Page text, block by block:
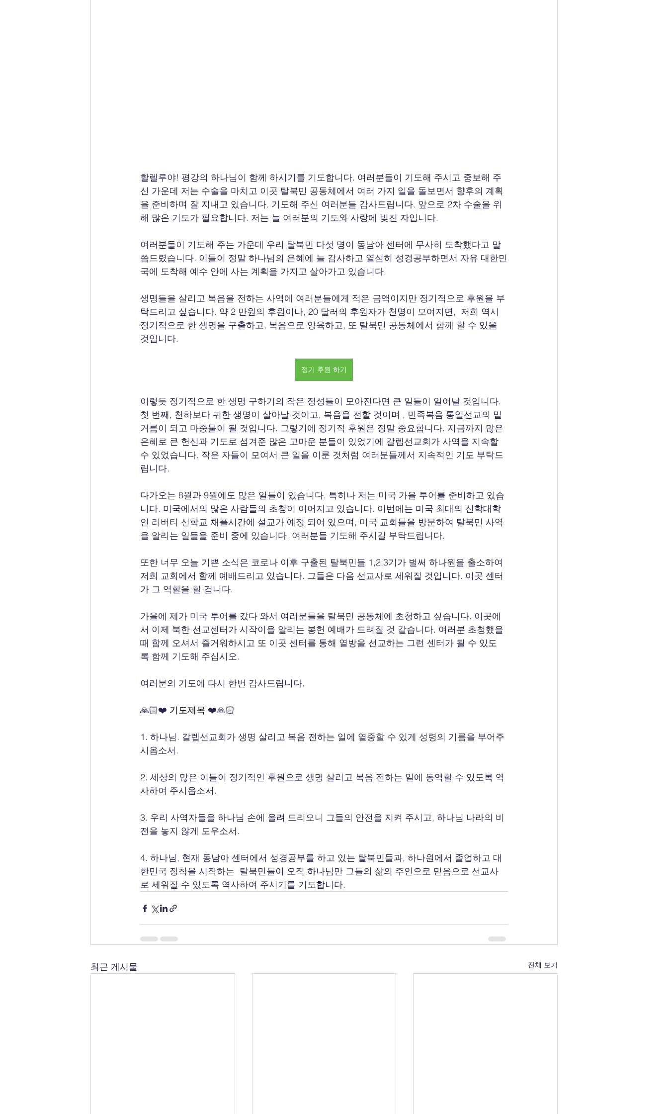
할렐루야! 평강의 하나님이 함께 하시기를 기도합니다. 여러분들이 기도해 주시고 중보해 주
신 가운데 저는 수술을 마치고 이곳 탈북민 공동체에서 여러 가지 일을 돌보면서 향후의 계획
을 준비하며 잘 지내고 있습니다. 기도해 주신 여러분들 감사드립니다. 앞으로 2차 수술을 위
해 많은 기도가 필요합니다. 저는 늘 여러분의 기도와 사랑에 빚진 자입니다.
여러분들이 기도해 주는 가운데 우리 탈북민 다섯 명이 동남아 센터에 무사히 도착했다고 말
씀드렸습니다. 이들이 정말 하나님의 은혜에 늘 감사하고 열심히 성경공부하면서 자유 대한민
국에 도착해 예수 안에 사는 계획을 가지고 살아가고 있습니다.
생명들을 살리고 복음을 전하는 사역에 여러분들에게 적은 금액이지만 정기적으로 후원을 부
탁드리고 싶습니다. 약 2 만원의 후원이나, 20 달러의 후원자가 천명이 모여지면,  저희 역시
정기적으로 한 생명을 구출하고, 복음으로 양육하고, 또 탈북민 공동체에서 함께 할 수 있을
것입니다.
정기 후원 하기
이렇듯 정기적으로 한 생명 구하기의 작은 정성들이 모아진다면 큰 일들이 일어날 것입니다.
첫 번째, 천하보다 귀한 생명이 살아날 것이고, 복음을 전할 것이며 , 민족복음 통일선교의 밑
거름이 되고 마중물이 될 것입니다. 그렇기에 정기적 후원은 정말 중요합니다. 지금까지 많은
은혜로 큰 헌신과 기도로 섬겨준 많은 고마운 분들이 있었기에 갈렙선교회가 사역을 지속할
수 있었습니다. 작은 자들이 모여서 큰 일을 이룬 것처럼 여러분들께서 지속적인 기도 부탁드
립니다.
다가오는 8월과 9월에도 많은 일들이 있습니다. 특히나 저는 미국 가을 투어를 준비하고 있습
니다. 미국에서의 많은 사람들의 초청이 이어지고 있습니다. 이번에는 미국 최대의 신학대학
인 리버티 신학교 채플시간에 설교가 예정 되어 있으며, 미국 교회들을 방문하여 탈북민 사역
을 알리는 일들을 준비 중에 있습니다. 여러분들 기도해 주시길 부탁드립니다.
또한 너무 오늘 기쁜 소식은 코로나 이후 구출된 탈북민들 1,2,3기가 벌써 하나원을 출소하여
저희 교회에서 함께 예배드리고 있습니다. 그들은 다음 선교사로 세워질 것입니다. 이곳 센터
가 그 역할을 할 겁니다.
가을에 제가 미국 투어를 갔다 와서 여러분들을 탈북민 공동체에 초청하고 싶습니다. 이곳에
서 이제 북한 선교센터가 시작이을 알리는 봉헌 예배가 드려질 것 같습니다. 여러분 초청했을
때 함께 오셔서 즐거워하시고 또 이곳 센터를 통해 열방을 선교하는 그런 센터가 될 수 있도
록 함께 기도해 주십시오.
여러분의 기도에 다시 한번 감사드립니다.
🙏🏻❤️ 기도제목 ❤️🙏🏻
1. 하나님. 갈렙선교회가 생명 살리고 복음 전하는 일에 열중할 수 있게 성령의 기름을 부어주
시옵소서.
2. 세상의 많은 이들이 정기적인 후원으로 생명 살리고 복음 전하는 일에 동역할 수 있도록 역
사하여 주시옵소서.
3. 우리 사역자들을 하나님 손에 올려 드리오니 그들의 안전을 지켜 주시고, 하나님 나라의 비
전을 놓지 않게 도우소서.
4. 하나님, 현재 동남아 센터에서 성경공부를 하고 있는 탈북민들과, 하나원에서 졸업하고 대
한민국 정착을 시작하는  탈북민들이 오직 하나님만 그들의 삶의 주인으로 믿음으로 선교사
로 세워질 수 있도록 역사하여 주시기를 기도합니다.
최근 게시물 전체 보기